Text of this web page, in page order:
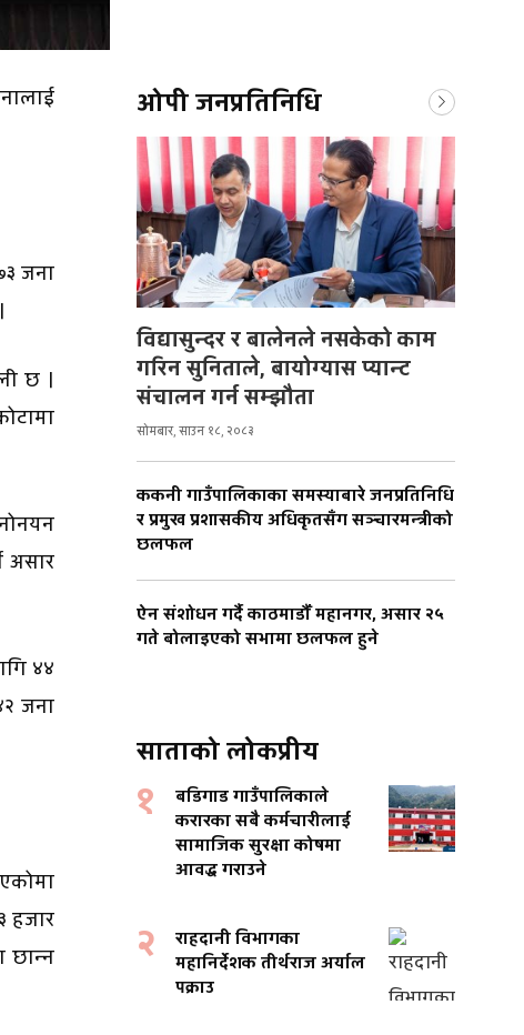
जना
छ ।
असार
४४
जना
हजार
छान्न
ओपी जनप्रतिनिधि
विद्यासुन्दर र बालेनले नसकेको काम
गरिन सुनिताले, बायोग्यास प्यान्ट
संचालन गर्न सम्झौता
सोमबार, साउन १८, २०८३
ककनी गाउँपालिकाका समस्याबारे जनप्रतिनिधि
र प्रमुख प्रशासकीय अधिकृतसँग सञ्चारमन्त्रीको
छलफल
ऐन संशोधन गर्दै काठमाडौँ महानगर, असार २५
गते बोलाइएको सभामा छलफल हुने
साताको लोकप्रीय
१
बडिगाड गाउँपालिकाले
करारका सबै कर्मचारीलाई
सामाजिक सुरक्षा कोषमा
आवद्ध गराउने
२
राहदानी विभागका
महानिर्देशक तीर्थराज अर्याल
पक्राउ